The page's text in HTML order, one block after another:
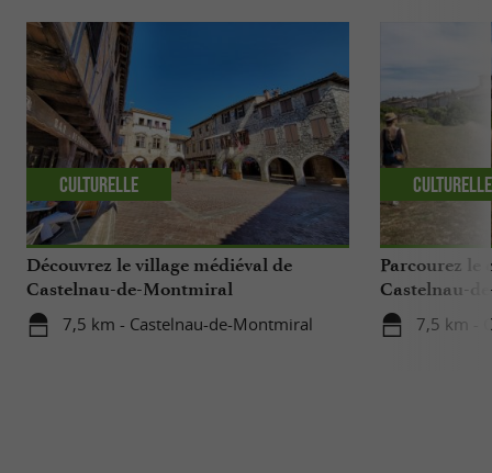
Découvrez le village médiéval de
Castelnau-de-Montmiral
7,5 km - Castelnau-de-Montmiral
Culturelle
Parcourez le
Castelnau-
7,5 km -
Culturelle